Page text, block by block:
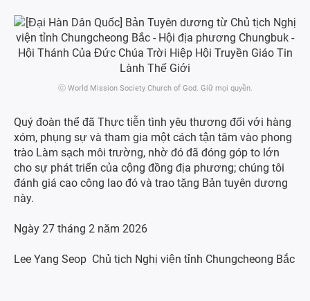
ⓒ World Mission Society Church of God. Giữ mọi quyền.
Quý đoàn thể đã Thực tiễn tình yêu thương đối với hàng
xóm, phụng sự và tham gia một cách tận tâm vào phong
trào Làm sạch môi trường, nhờ đó đã đóng góp to lớn
cho sự phát triển của cộng đồng địa phương; chúng tôi
đánh giá cao công lao đó và trao tặng Bản tuyên dương
này.
Ngày 27 tháng 2 năm 2026
Lee Yang Seop Chủ tịch Nghị viện tỉnh Chungcheong Bắc